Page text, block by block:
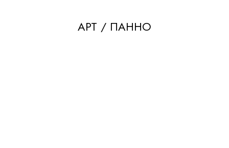
АРТ / ПАННО